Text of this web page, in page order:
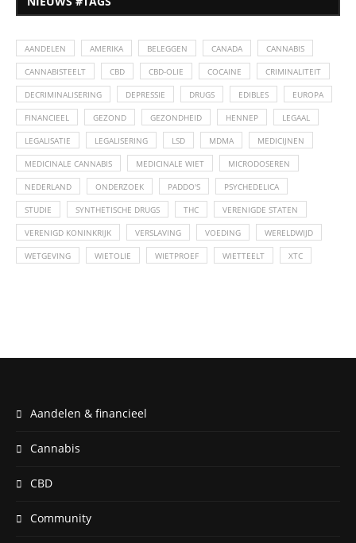
AANDELEN AMERIKA BELEGGEN CANADA CANNABIS
CANNABISTEELT CBD CBD-OLIE COCAINE CRIMINALITEIT
DECRIMINALISERING DEPRESSIE DRUGS EDIBLES EUROPA
FINANCIEEL GEZOND GEZONDHEID HENNEP LEGAAL
LEGALISATIE LEGALISERING LSD MDMA MEDICIJNEN
MEDICINALE CANNABIS MEDICINALE WIET MICRODOSEREN
NEDERLAND ONDERZOEK PADDO'S PSYCHEDELICA
STUDIE SYNTHETISCHE DRUGS THC VERENIGDE STATEN
VERENIGD KONINKRIJK VERSLAVING VOEDING WERELDWIJD
WETGEVING WIETOLIE WIETPROEF WIETTEELT XTC
Aandelen & financieel
Cannabis
CBD
Community